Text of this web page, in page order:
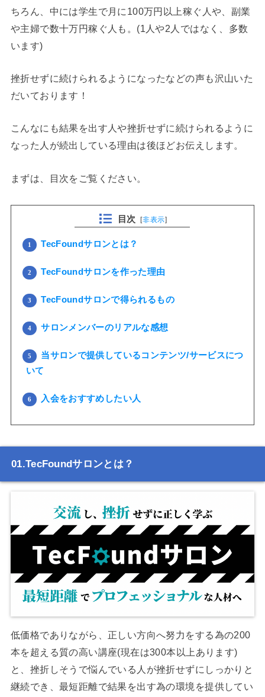
ちろん、中には学生で月に100万円以上稼ぐ人や、副業
や主婦で数十万円稼ぐ人も。(1人や2人ではなく、多数
います)
挫折せずに続けられるようになったなどの声も沢山いた
だいております！
こんなにも結果を出す人や挫折せずに続けられるように
なった人が続出している理由は後ほどお伝えします。
まずは、目次をご覧ください。
目次 [非表示]
1 TecFoundサロンとは？
2 TecFoundサロンを作った理由
3 TecFoundサロンで得られるもの
4 サロンメンバーのリアルな感想
5
当サロンで提供しているコンテンツ/サービスにつ
いて
6 入会をおすすめしたい人
TecFoundサロンとは？
低価格でありながら、正しい方向へ努力をする為の200
本を超える質の高い講座(現在は300本以上あります)
と、挫折しそうで悩んでいる人が挫折せずにしっかりと
継続でき、最短距離で結果を出す為の環境を提供してい